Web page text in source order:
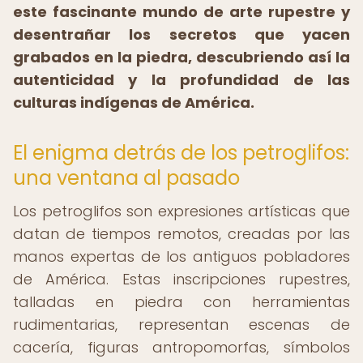
este fascinante mundo de arte rupestre y
desentrañar los secretos que yacen
grabados en la piedra, descubriendo así la
autenticidad y la profundidad de las
culturas indígenas de América.
El enigma detrás de los petroglifos:
una ventana al pasado
Los petroglifos son expresiones artísticas que
datan de tiempos remotos, creadas por las
manos expertas de los antiguos pobladores
de América. Estas inscripciones rupestres,
talladas en piedra con herramientas
rudimentarias, representan escenas de
cacería, figuras antropomorfas, símbolos